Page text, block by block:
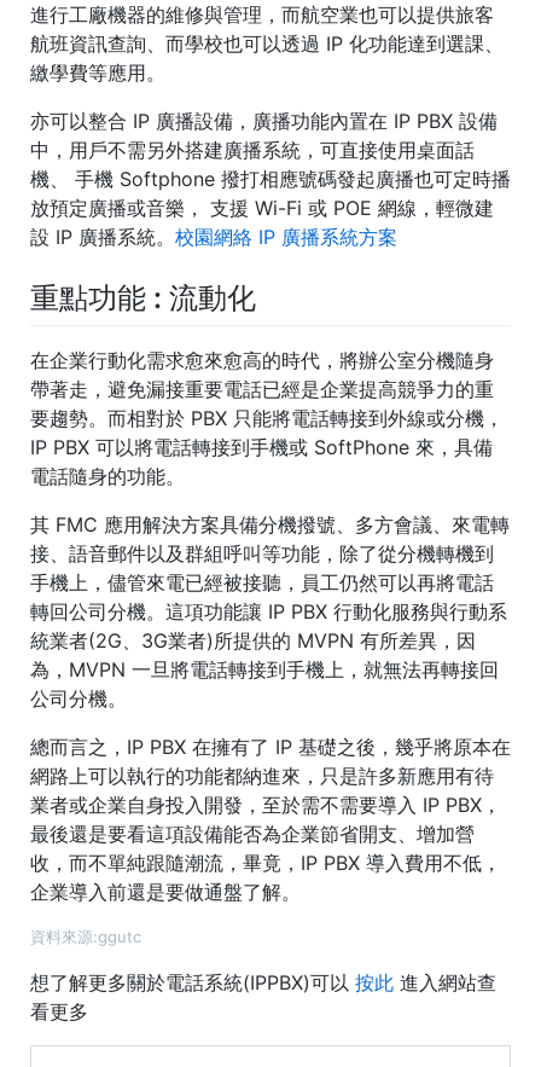
進行工廠機器的維修與管理，而航空業也可以提供旅客
航班資訊查詢、而學校也可以透過 IP 化功能達到選課、
繳學費等應用。
亦可以整合 IP 廣播設備，廣播功能內置在 IP PBX 設備
中，用戶不需另外搭建廣播系統，可直接使用桌面話
機、 手機 Softphone 撥打相應號碼發起廣播也可定時播
放預定廣播或音樂， 支援 Wi-Fi 或 POE 網線，輕微建
設 IP 廣播系統。 校園網絡 IP 廣播系統方案
重點功能 : 流動化
在企業行動化需求愈來愈高的時代，將辦公室分機隨身
帶著走，避免漏接重要電話已經是企業提高競爭力的重
要趨勢。而相對於 PBX 只能將電話轉接到外線或分機，
IP PBX 可以將電話轉接到手機或 SoftPhone 來，具備
電話隨身的功能。
其 FMC 應用解決方案具備分機撥號、多方會議、來電轉
接、語音郵件以及群組呼叫等功能，除了從分機轉機到
手機上，儘管來電已經被接聽，員工仍然可以再將電話
轉回公司分機。這項功能讓 IP PBX 行動化服務與行動系
統業者(2G、3G業者)所提供的 MVPN 有所差異，因
為，MVPN 一旦將電話轉接到手機上，就無法再轉接回
公司分機。
總而言之，IP PBX 在擁有了 IP 基礎之後，幾乎將原本在
網路上可以執行的功能都納進來，只是許多新應用有待
業者或企業自身投入開發，至於需不需要導入 IP PBX，
最後還是要看這項設備能否為企業節省開支、增加營
收，而不單純跟隨潮流，畢竟，IP PBX 導入費用不低，
企業導入前還是要做通盤了解。
資料來源:ggutc
想了解更多關於電話系統(IPPBX)可以 按此 進入網站查
看更多